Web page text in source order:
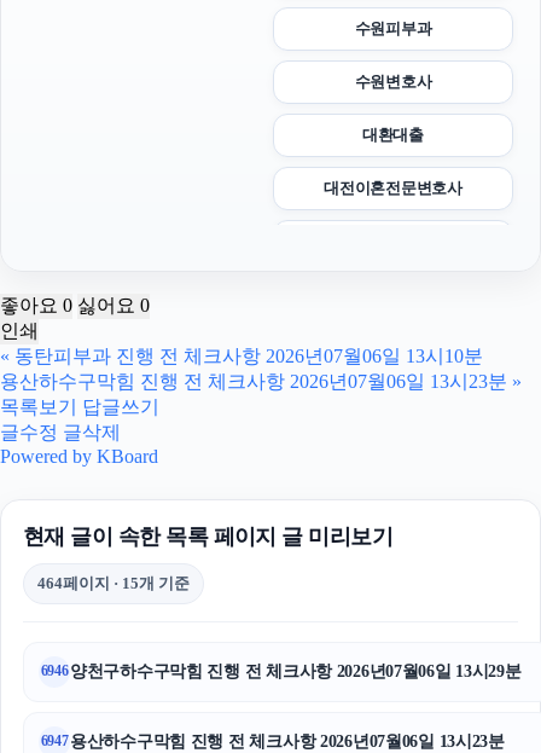
수원피부과
수원변호사
대환대출
대전이혼전문변호사
인천하수구막힘
상간녀소송
좋아요 0 싫어요 0
인쇄
« 동탄피부과 진행 전 체크사항 2026년07월06일 13시10분
용산하수구막힘 진행 전 체크사항 2026년07월06일 13시23분 »
목록보기
답글쓰기
글수정 글삭제
Powered by KBoard
현재 글이 속한 목록 페이지 글 미리보기
464페이지 · 15개 기준
6946양천구하수구막힘 진행 전 체크사항 2026년07월06일 13시29분
6947용산하수구막힘 진행 전 체크사항 2026년07월06일 13시23분